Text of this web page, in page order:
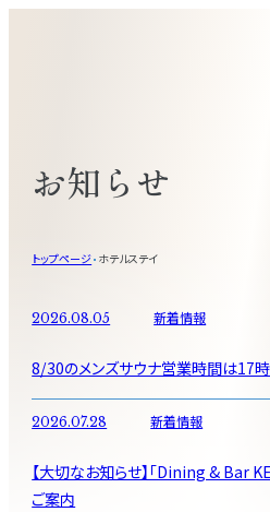
お知らせ
トップページ ホテルステイ
2026.08.05 新着情報
8/30のメンズサウナ営業時間は17時
2026.07.28 新着情報
【大切なお知らせ】「Dining & Bar
ご案内